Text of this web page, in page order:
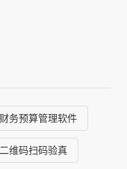
财务预算管理软件
二维码扫码验真